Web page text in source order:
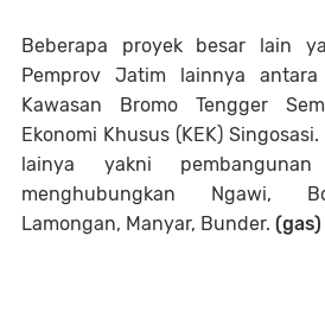
Beberapa proyek besar lain
Pemprov Jatim lainnya
Kawasan Bromo Tengger
Ekonomi Khusus (KEK)
lainya yakni
menghubungkan Ngawi,
Lamongan, Manyar, Bunder. (gas)